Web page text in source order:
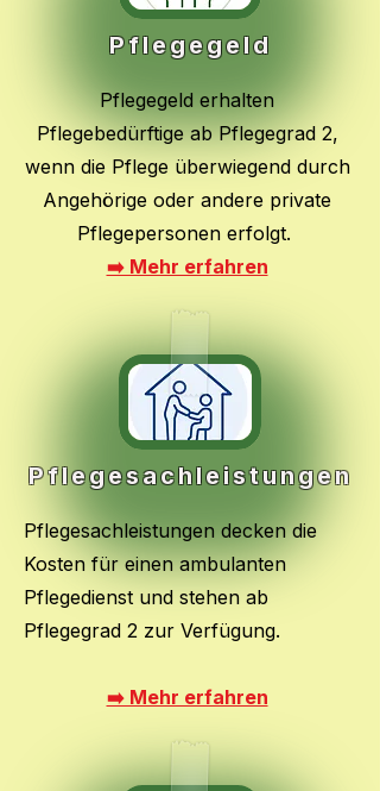
Pflegegeld
Pflegegeld erhalten
Pflegebedürftige ab Pflegegrad 2,
wenn die Pflege überwiegend durch
Angehörige oder andere private
Pflegepersonen erfolgt.
➡️ Mehr erfahren
Pflegesachleistungen
Pflegesachleistungen decken die
Kosten für einen ambulanten
Pflegedienst und stehen ab
Pflegegrad 2 zur Verfügung.
➡️ Mehr erfahren